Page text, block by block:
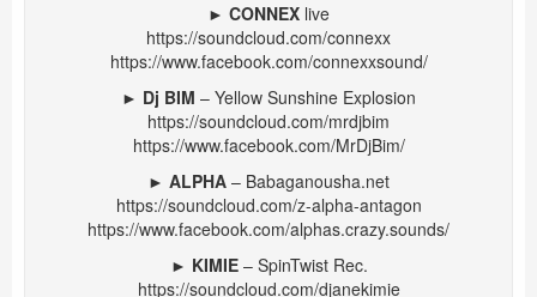
► CONNEX live
https://soundcloud.com/connexx
https://www.facebook.com/connexxsound/
► Dj BIM – Yellow Sunshine Explosion
https://soundcloud.com/mrdjbim
https://www.facebook.com/MrDjBim/
► ALPHA – Babaganousha.net
https://soundcloud.com/z-alpha-antagon
https://www.facebook.com/alphas.crazy.sounds/
► KIMIE– SpinTwist Rec.
https://soundcloud.com/djanekimie